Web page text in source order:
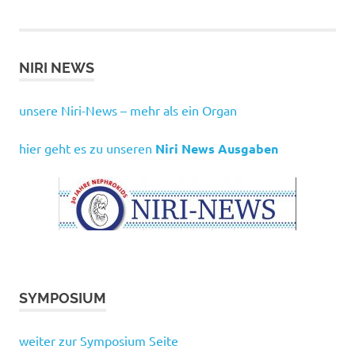
NIRI NEWS
unsere Niri-News – mehr als ein Organ
hier geht es zu unseren Niri News Ausgaben
SYMPOSIUM
weiter zur Symposium Seite